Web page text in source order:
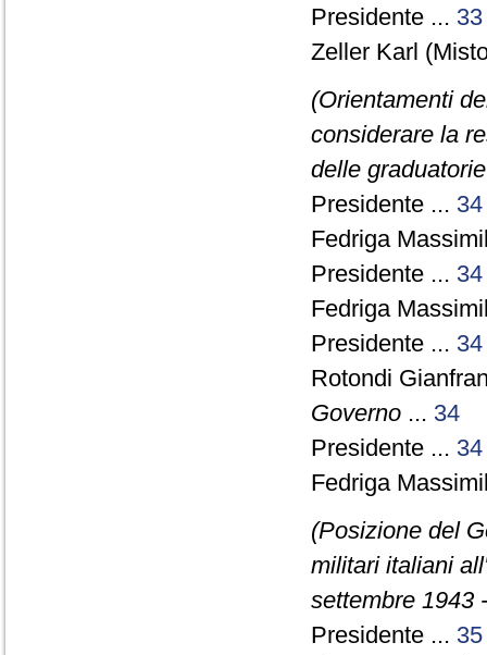
Presidente ... 33
Zeller Karl
(Orientamenti
considerare la
delle
Presidente ... 34
Fedriga
Presidente ... 34
Fedriga
Presidente ... 34
Rotondi
Governo ... 34
Presidente ... 34
Fedriga
(Posizione del
militari italiani
settembre 1943
Presidente ... 35